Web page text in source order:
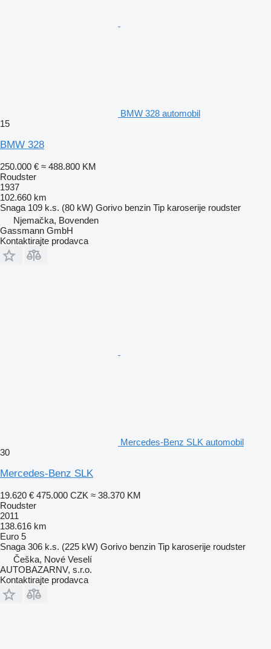
BMW 328 automobil
15
BMW 328
250.000 € ≈ 488.800 KM
Roudster
1937
102.660 km
Snaga 109 k.s. (80 kW) Gorivo benzin Tip karoserije roudster
Njemačka, Bovenden
Gassmann GmbH
Kontaktirajte prodavca
Mercedes-Benz SLK automobil
30
Mercedes-Benz SLK
19.620 € 475.000 CZK ≈ 38.370 KM
Roudster
2011
138.616 km
Euro 5
Snaga 306 k.s. (225 kW) Gorivo benzin Tip karoserije roudster
Češka, Nové Veselí
AUTOBAZARNV, s.r.o.
Kontaktirajte prodavca